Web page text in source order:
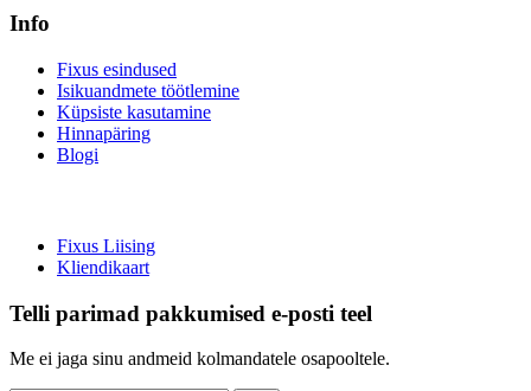
Info
Fixus esindused
Isikuandmete töötlemine
Küpsiste kasutamine
Hinnapäring
Blogi
Fixus Liising
Kliendikaart
Telli parimad pakkumised e-posti teel
Me ei jaga sinu andmeid kolmandatele osapooltele.